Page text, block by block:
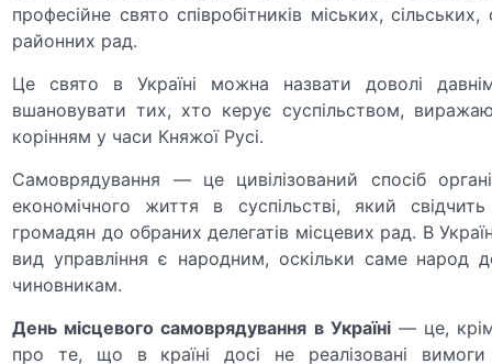
професійне свято співробітників міських,
районних рад.
Це свято в Україні можна назвати доволі
вшановувати тих, хто керує суспільством,
корінням у часи Княжої Русі.
Самоврядування — це цивілізований спосіб
економічного життя в суспільстві, який
громадян до обраних делегатів місцевих рад. В
вид управління є народним, оскільки саме народ
чиновникам.
День місцевого самоврядування в Україні— це, крім
про те, що в країні досі не реалізовані вимоги